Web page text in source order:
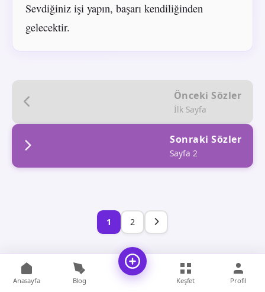
Sevdiğiniz işi yapın, başarı kendiliğinden
gelecektir.
Önceki Sözler
İlk Sayfa
Sonraki Sözler
Sayfa 2
1 2
Anasayfa Blog Keşfet Profil